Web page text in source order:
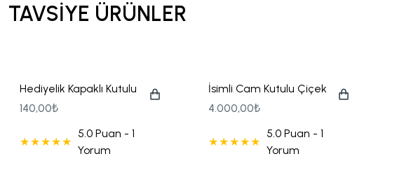
TAVSİYE ÜRÜNLER
Hediyelik Kapaklı Kutulu
Mum
140,00₺
5.0 Puan - 1
Yorum
İsimli Cam Kutulu Çiçek
Süslemeli Söz Nişan
4.000,00₺
5.0 Puan - 1
Yorum